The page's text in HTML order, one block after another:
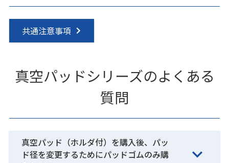
共通注意事項
真空パッドシリーズのよくある
質問
真空パッド（ホルダ付）を購入後、パッ
ド径を変更するためにパッドゴムのみ購